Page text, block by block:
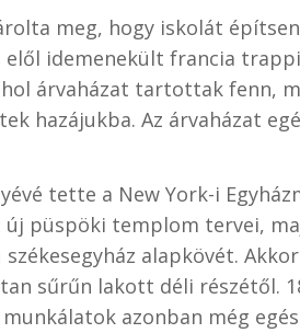
meg, hogy iskolát
idemenekült francia
árvaházat tartottak fenn,
hazájukba. Az árvaházat
tette a New York-i
püspöki templom tervei,
alapkövét.
sűrűn lakott déli részétől.
azonban még